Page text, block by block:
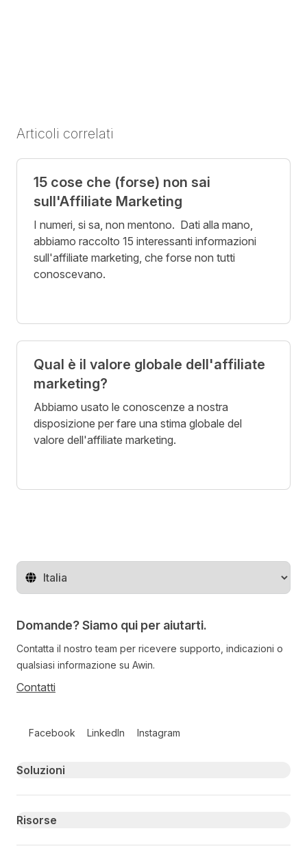
Articoli correlati
15 cose che (forse) non sai
sull'Affiliate Marketing
I numeri, si sa, non mentono. Dati alla mano,
abbiamo raccolto 15 interessanti informazioni
sull'affiliate marketing, che forse non tutti
conoscevano.
Qual è il valore globale dell'affiliate
marketing?
Abbiamo usato le conoscenze a nostra
disposizione per fare una stima globale del
valore dell'affiliate marketing.
Cambia regione
Domande? Siamo qui per aiutarti.
Contatta il nostro team per ricevere supporto, indicazioni o
qualsiasi informazione su Awin.
Contatti
Facebook LinkedIn Instagram
Primary footer navigation
Soluzioni
Risorse